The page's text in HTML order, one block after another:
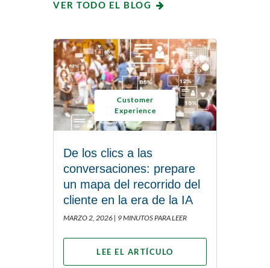
VER TODO EL BLOG
Customer
Experience
De los clics a las
conversaciones: prepare
un mapa del recorrido del
cliente en la era de la IA
MARZO 2, 2026 | 9 MINUTOS PARA LEER
LEE EL ARTÍCULO